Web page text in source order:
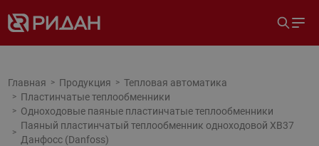
Главная Продукция
Тепловая автоматика
Пластинчатые теплообменники
Одноходовые паяные пластинчатые теплообменники
Паяный пластинчатый теплообменник одноходовой XB37
Данфосс (Danfoss)